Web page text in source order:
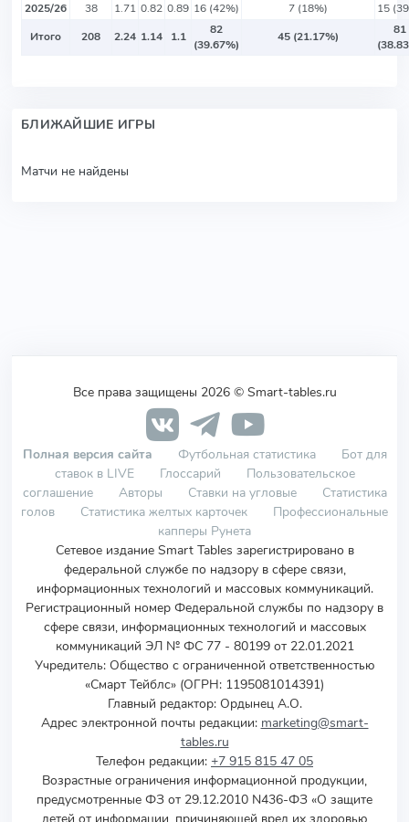
2025/26
38 1.71 0.82 0.89 16 (42%) 7 (18%)
15
Итого
208 2.24 1.14 1.1
82
(39.67%)
45 (21.17%)
81
БЛИЖАЙШИЕ ИГРЫ
Матчи не найдены
Все права защищены 2026 © Smart-tables.ru
Полная версия сайта Футбольная статистика
Бот для
ставок в LIVE
Глоссарий
Пользовательское
соглашение
Авторы Ставки на угловые
Статистика
голов
Статистика желтых карточек
Профессиональные
капперы Рунета
Сетевое издание Smart Tables зарегистрировано в
федеральной службе по надзору в сфере связи,
информационных технологий и массовых коммуникаций.
Регистрационный номер Федеральной службы по надзору в
сфере связи, информационных технологий и массовых
коммуникаций ЭЛ № ФС 77 - 80199 от 22.01.2021
Учредитель: Общество с ограниченной ответственностью
«Смарт Тейблс» (ОГРН: 1195081014391)
Главный редактор: Ордынец А.О.
Адрес электронной почты редакции: marketing@smart-
tables.ru
Телефон редакции: +7 915 815 47 05
Возрастные ограничения информационной продукции,
предусмотренные ФЗ от 29.12.2010 N436-ФЗ «О защите